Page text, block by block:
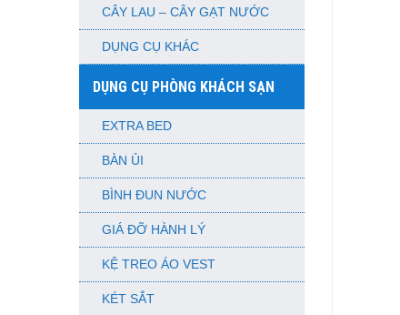
CÂY LAU – CÂY GẠT NƯỚC
DỤNG CỤ KHÁC
DỤNG CỤ PHÒNG KHÁCH SẠN
EXTRA BED
BÀN ỦI
BÌNH ĐUN NƯỚC
GIÁ ĐỠ HÀNH LÝ
KỆ TREO ÁO VEST
KÉT SẮT